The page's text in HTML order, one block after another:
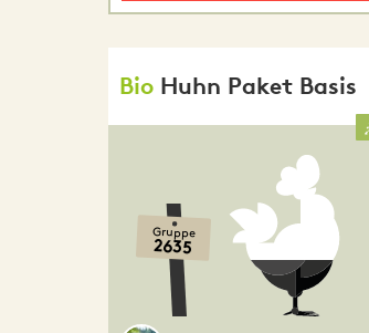
Bio Huhn Paket Basis
Gruppe
2635